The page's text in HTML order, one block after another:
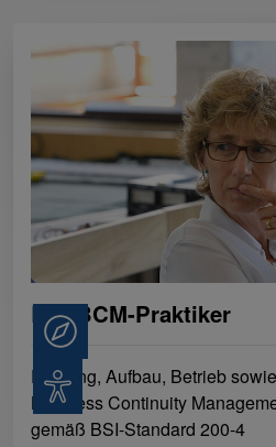
BSI BCM-Praktiker
Planung, Aufbau, Betrieb
Business Continuity
gemäß BSI-Standard 200-4
Beratung
Barrierefreiheit